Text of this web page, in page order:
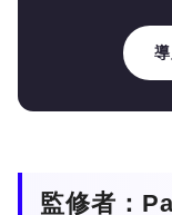
監修者：